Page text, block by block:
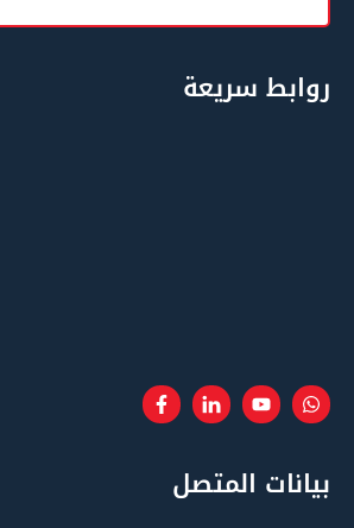
بيانات المتصل
روابط سريعة